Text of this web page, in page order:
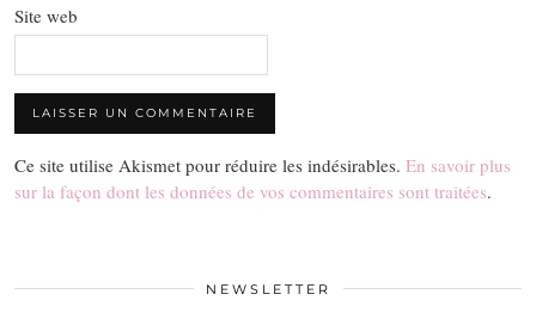
Site web
Ce site utilise Akismet pour réduire les indésirables. En savoir plus
sur la façon dont les données de vos commentaires sont traitées.
NEWSLETTER